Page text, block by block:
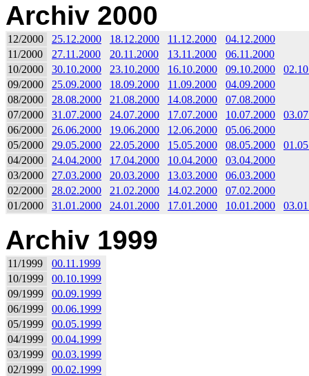
Archiv 2000
12/2000 25.12.2000 18.12.2000 11.12.2000
04.12.2000
11/2000
27.11.2000 20.11.2000 13.11.2000
06.11.2000
10/2000
30.10.2000 23.10.2000 16.10.2000 09.10.2000
09/2000
25.09.2000 18.09.2000 11.09.2000
04.09.2000
08/2000
28.08.2000 21.08.2000 14.08.2000
07.08.2000
07/2000
31.07.2000 24.07.2000 17.07.2000 10.07.2000
06/2000
26.06.2000 19.06.2000 12.06.2000
05.06.2000
05/2000
29.05.2000 22.05.2000 15.05.2000 08.05.2000
04/2000
24.04.2000 17.04.2000 10.04.2000
03.04.2000
03/2000
27.03.2000 20.03.2000 13.03.2000
06.03.2000
02/2000
28.02.2000 21.02.2000 14.02.2000
07.02.2000
01/2000
31.01.2000 24.01.2000 17.01.2000 10.01.2000
Archiv 1999
11/1999
00.11.1999
10/1999
00.10.1999
09/1999
00.09.1999
06/1999
00.06.1999
05/1999
00.05.1999
04/1999
00.04.1999
03/1999
00.03.1999
02/1999
00.02.1999